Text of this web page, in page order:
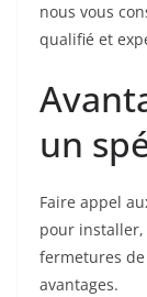
nous vous
qualifié et
un
Faire appel
pour
fermetures
avantages.